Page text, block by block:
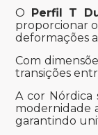
O Perfil T
proporcionar
deformações
Com
transições
A cor Nórdica
modernidade
garantindo